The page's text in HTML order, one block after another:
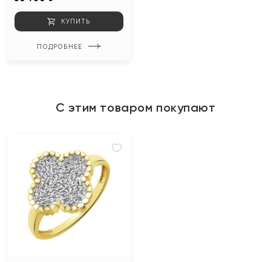
КУПИТЬ
ПОДРОБНЕЕ
С этим товаром покупают